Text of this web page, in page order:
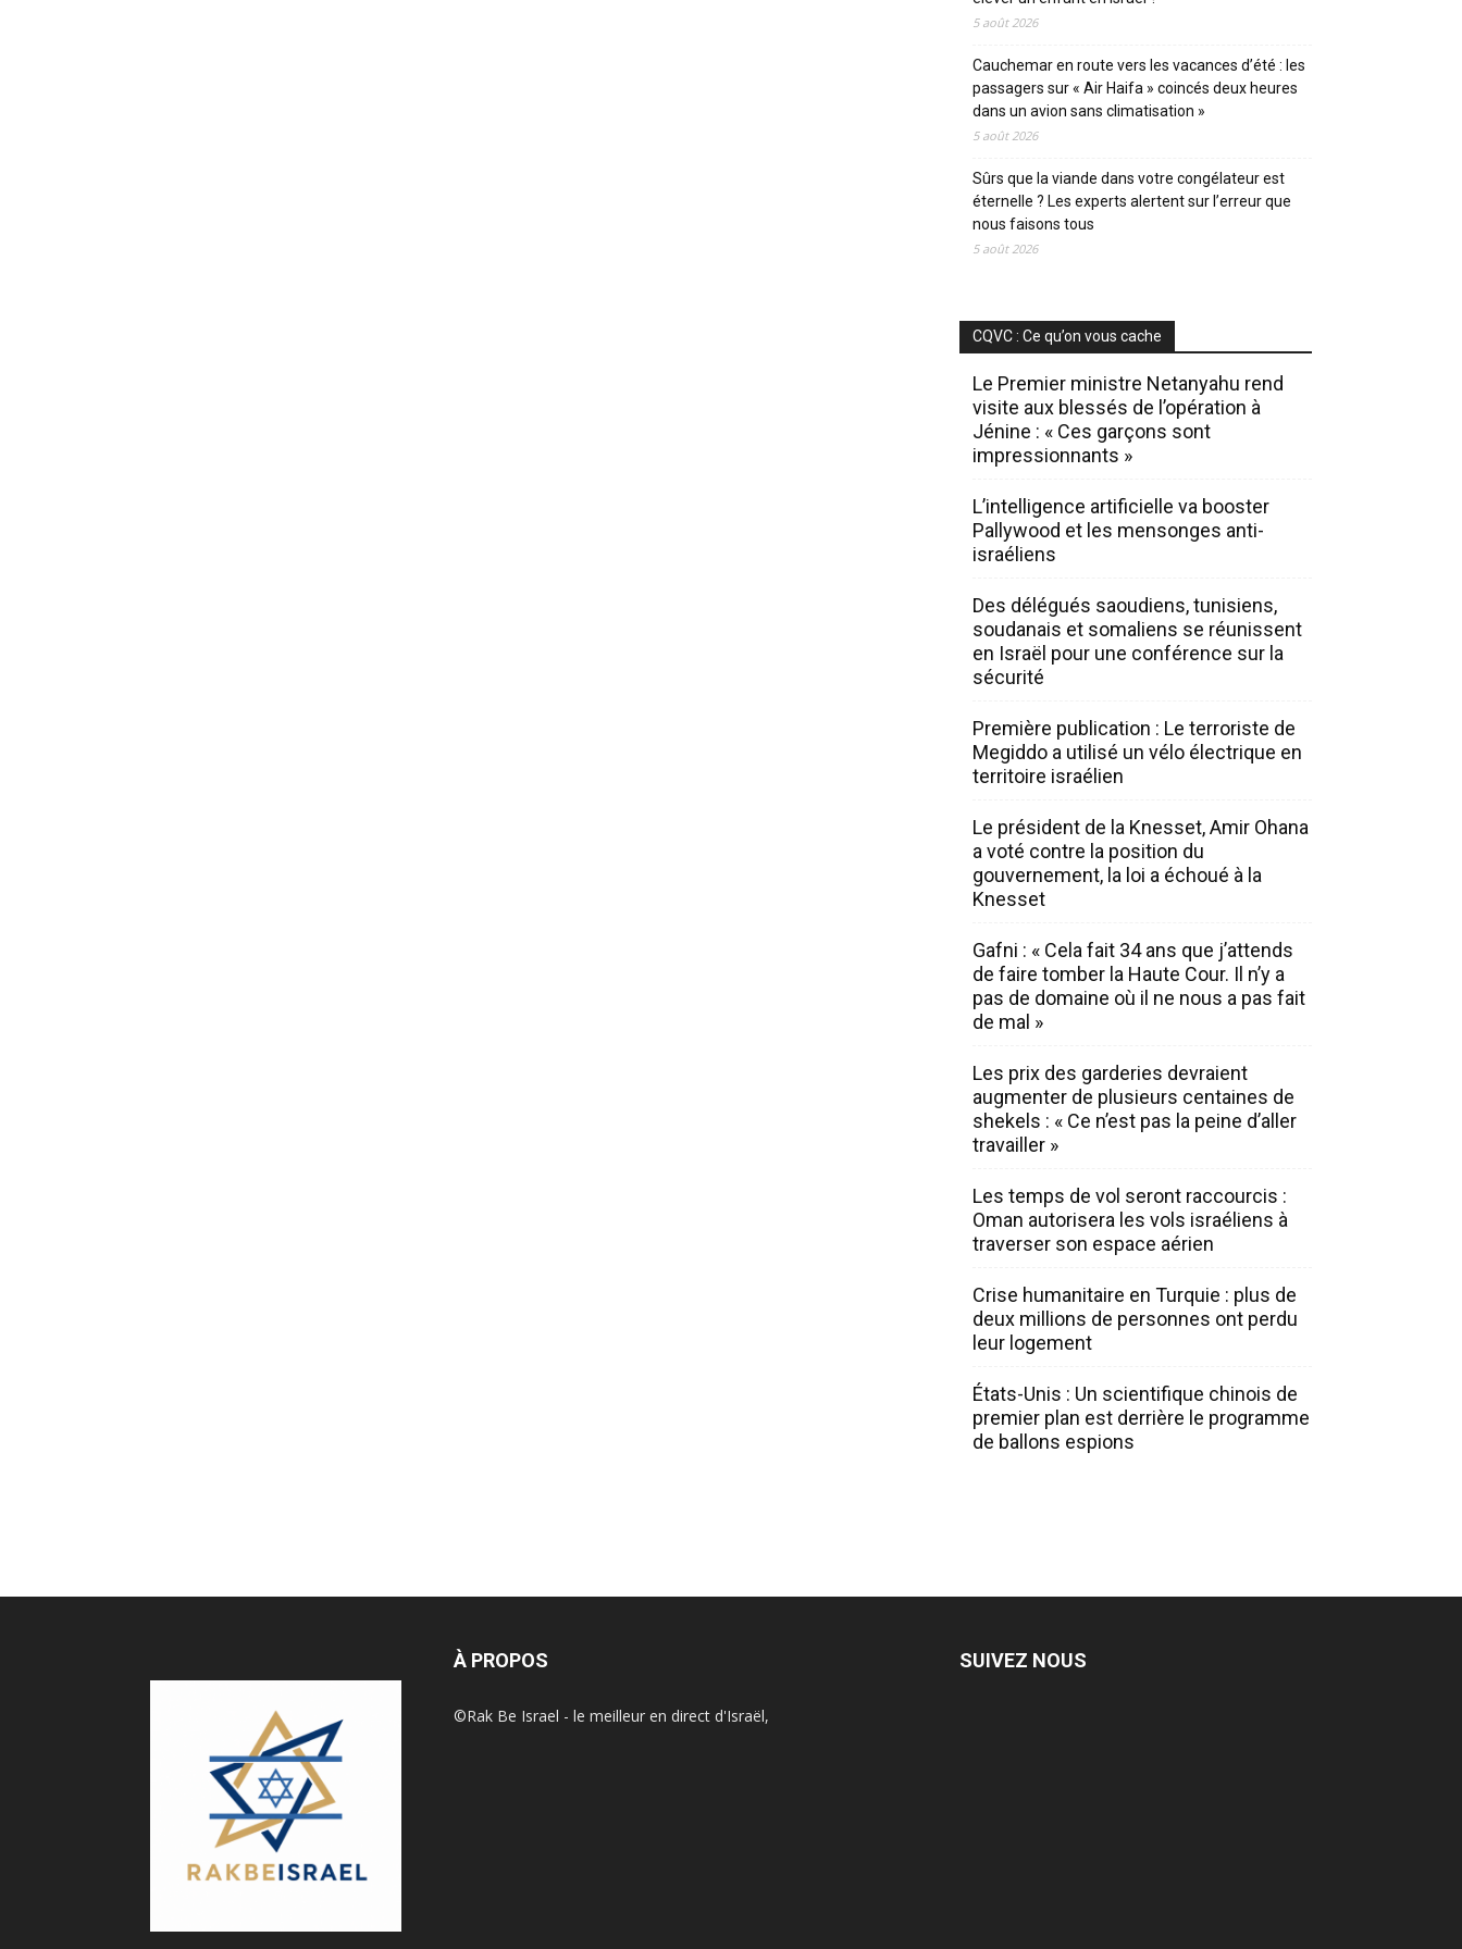
5 août 2026
Cauchemar en route vers les vacances d’été : les
passagers sur « Air Haifa » coincés deux heures
dans un avion sans climatisation »
5 août 2026
Sûrs que la viande dans votre congélateur est
éternelle ? Les experts alertent sur l’erreur que
nous faisons tous
5 août 2026
CQVC : Ce qu’on vous cache
Le Premier ministre Netanyahu rend
visite aux blessés de l’opération à
Jénine : « Ces garçons sont
impressionnants »
L’intelligence artificielle va booster
Pallywood et les mensonges anti-
israéliens
Des délégués saoudiens, tunisiens,
soudanais et somaliens se réunissent
en Israël pour une conférence sur la
sécurité
Première publication : Le terroriste de
Megiddo a utilisé un vélo électrique en
territoire israélien
Le président de la Knesset, Amir Ohana
a voté contre la position du
gouvernement, la loi a échoué à la
Knesset
Gafni : « Cela fait 34 ans que j’attends
de faire tomber la Haute Cour. Il n’y a
pas de domaine où il ne nous a pas fait
de mal »
Les prix des garderies devraient
augmenter de plusieurs centaines de
shekels : « Ce n’est pas la peine d’aller
travailler »
Les temps de vol seront raccourcis :
Oman autorisera les vols israéliens à
traverser son espace aérien
Crise humanitaire en Turquie : plus de
deux millions de personnes ont perdu
leur logement
États-Unis : Un scientifique chinois de
premier plan est derrière le programme
de ballons espions
À PROPOS
©Rak Be Israel - le meilleur en direct d'Israël,
SUIVEZ NOUS